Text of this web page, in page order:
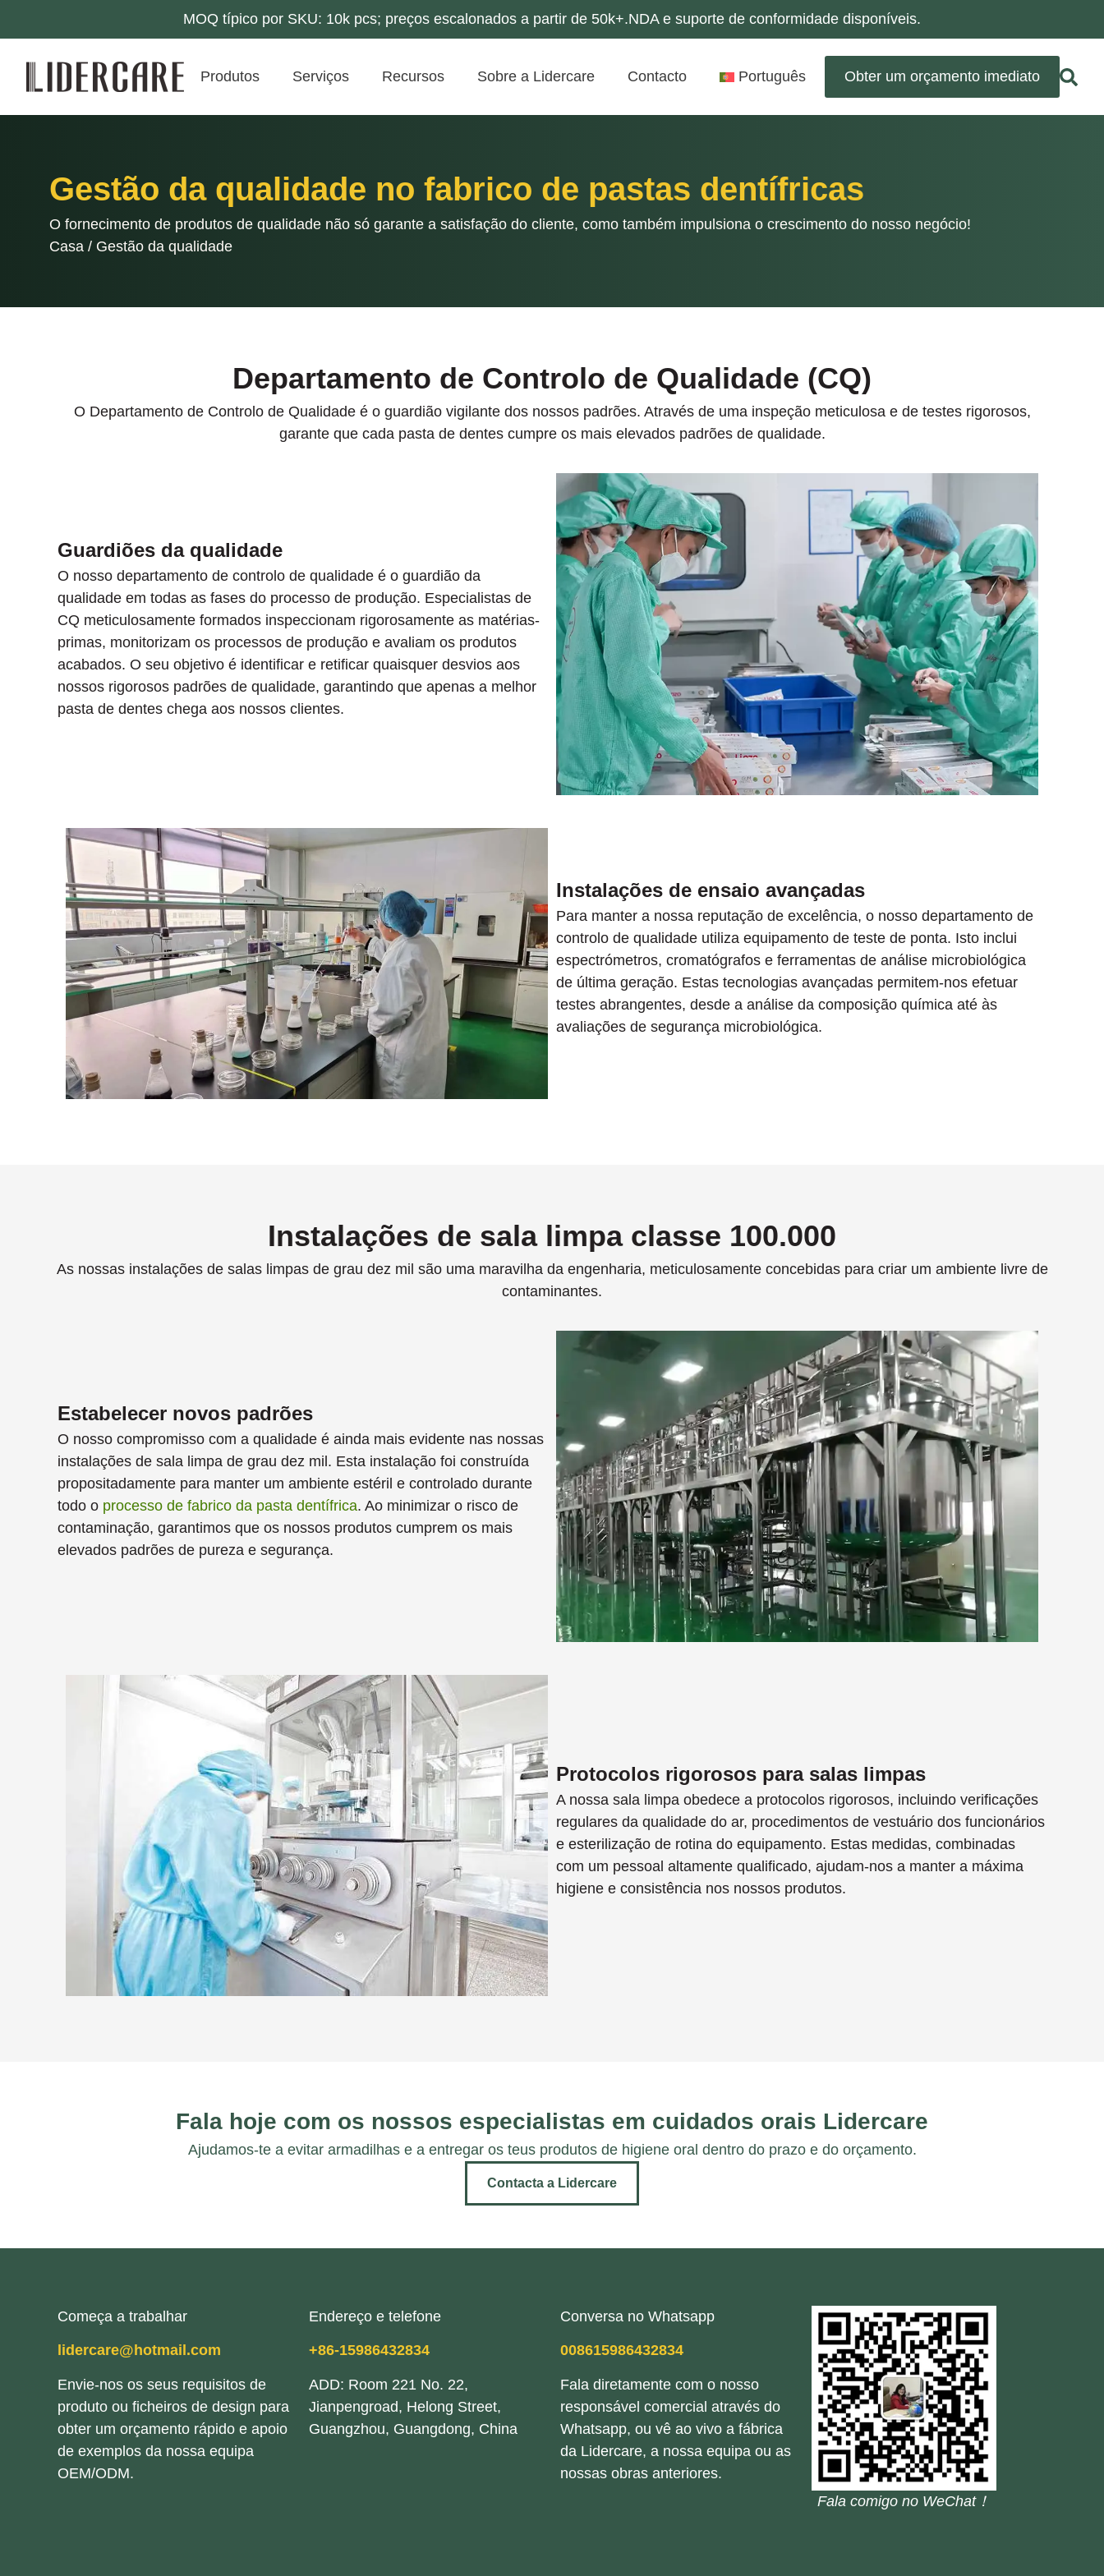
MOQ típico por SKU: 10k pcs; preços escalonados a partir de 50k+.NDA e suporte de conformidade disponíveis.
Produtos Serviços Recursos Sobre a Lidercare Contacto Português Obter um orçamento imediato
Gestão da qualidade no fabrico de pastas dentífricas
O fornecimento de produtos de qualidade não só garante a satisfação do cliente, como também impulsiona o crescimento do nosso negócio!
Casa / Gestão da qualidade
Departamento de Controlo de Qualidade (CQ)
O Departamento de Controlo de Qualidade é o guardião vigilante dos nossos padrões. Através de uma inspeção meticulosa e de testes rigorosos,
garante que cada pasta de dentes cumpre os mais elevados padrões de qualidade.
Guardiões da qualidade
O nosso departamento de controlo de qualidade é o guardião da
qualidade em todas as fases do processo de produção. Especialistas de
CQ meticulosamente formados inspeccionam rigorosamente as matérias-
primas, monitorizam os processos de produção e avaliam os produtos
acabados. O seu objetivo é identificar e retificar quaisquer desvios aos
nossos rigorosos padrões de qualidade, garantindo que apenas a melhor
pasta de dentes chega aos nossos clientes.
Instalações de ensaio avançadas
Para manter a nossa reputação de excelência, o nosso departamento de
controlo de qualidade utiliza equipamento de teste de ponta. Isto inclui
espectrómetros, cromatógrafos e ferramentas de análise microbiológica
de última geração. Estas tecnologias avançadas permitem-nos efetuar
testes abrangentes, desde a análise da composição química até às
avaliações de segurança microbiológica.
Instalações de sala limpa classe 100.000
As nossas instalações de salas limpas de grau dez mil são uma maravilha da engenharia, meticulosamente concebidas para criar um ambiente livre de
contaminantes.
Estabelecer novos padrões
O nosso compromisso com a qualidade é ainda mais evidente nas nossas
instalações de sala limpa de grau dez mil. Esta instalação foi construída
propositadamente para manter um ambiente estéril e controlado durante
todo o processo de fabrico da pasta dentífrica. Ao minimizar o risco de
contaminação, garantimos que os nossos produtos cumprem os mais
elevados padrões de pureza e segurança.
Protocolos rigorosos para salas limpas
A nossa sala limpa obedece a protocolos rigorosos, incluindo verificações
regulares da qualidade do ar, procedimentos de vestuário dos funcionários
e esterilização de rotina do equipamento. Estas medidas, combinadas
com um pessoal altamente qualificado, ajudam-nos a manter a máxima
higiene e consistência nos nossos produtos.
Fala hoje com os nossos especialistas em cuidados orais Lidercare
Ajudamos-te a evitar armadilhas e a entregar os teus produtos de higiene oral dentro do prazo e do orçamento.
Contacta a Lidercare
Começa a trabalhar
lidercare@hotmail.com
Envie-nos os seus requisitos de
produto ou ficheiros de design para
obter um orçamento rápido e apoio
de exemplos da nossa equipa
OEM/ODM.
Endereço e telefone
+86-15986432834
ADD: Room 221 No. 22,
Jianpengroad, Helong Street,
Guangzhou, Guangdong, China
Conversa no Whatsapp
008615986432834
Fala diretamente com o nosso
responsável comercial através do
Whatsapp, ou vê ao vivo a fábrica
da Lidercare, a nossa equipa ou as
nossas obras anteriores.
Fala comigo no WeChat！